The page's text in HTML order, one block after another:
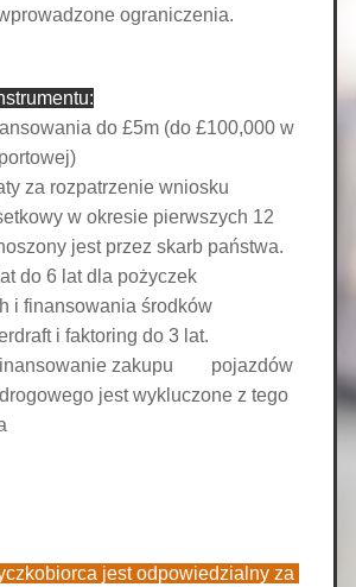
ograniczenia.
do £5m (do £100,000 w
za rozpatrzenie wniosku
w okresie pierwszych 12
jest przez skarb państwa.
do 6 lat dla pożyczek
i finansowania środków
i faktoring do 3 lat.
zakupu pojazdów
jest wykluczone z tego
jest odpowiedzialny za